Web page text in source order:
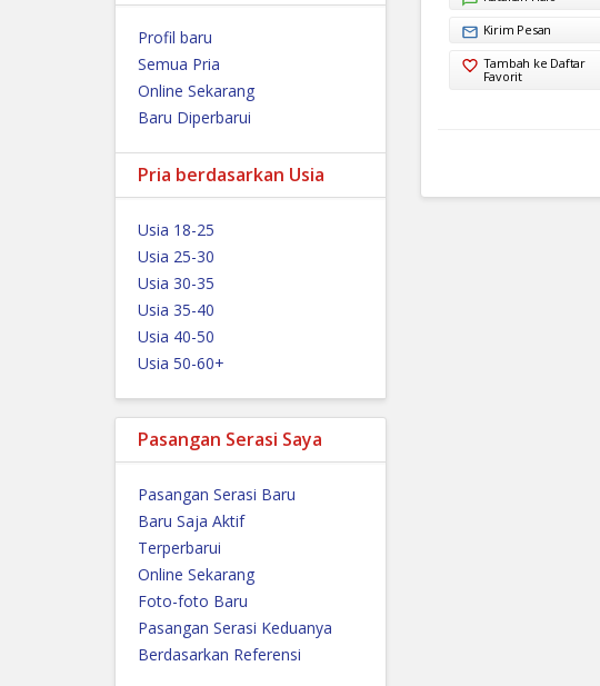
Profil baru
Semua Pria
Online Sekarang
Baru Diperbarui
Pria berdasarkan Usia
Usia 18-25
Usia 25-30
Usia 30-35
Usia 35-40
Usia 40-50
Usia 50-60+
Pasangan Serasi Saya
Pasangan Serasi Baru
Baru Saja Aktif
Terperbarui
Online Sekarang
Foto-foto Baru
Pasangan Serasi Keduanya
Berdasarkan Referensi
Kirim Pesan
Tambah ke Daftar
Favorit